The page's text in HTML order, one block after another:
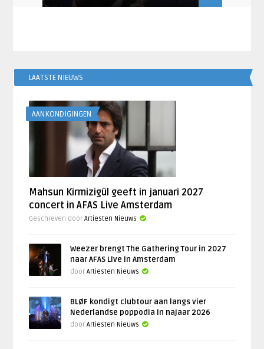
LAATSTE NIEUWS
AANKONDIGINGEN
Mahsun Kirmizigül geeft in januari 2027
concert in AFAS Live Amsterdam
Geschreven doorArtiesten Nieuws
Weezer brengt The Gathering Tour in 2027
naar AFAS Live in Amsterdam
doorArtiesten Nieuws
BLØF kondigt clubtour aan langs vier
Nederlandse poppodia in najaar 2026
doorArtiesten Nieuws